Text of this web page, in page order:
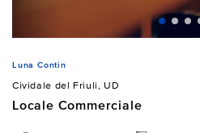
Luna Contin
Cividale del Friuli, UD
Locale Commerciale